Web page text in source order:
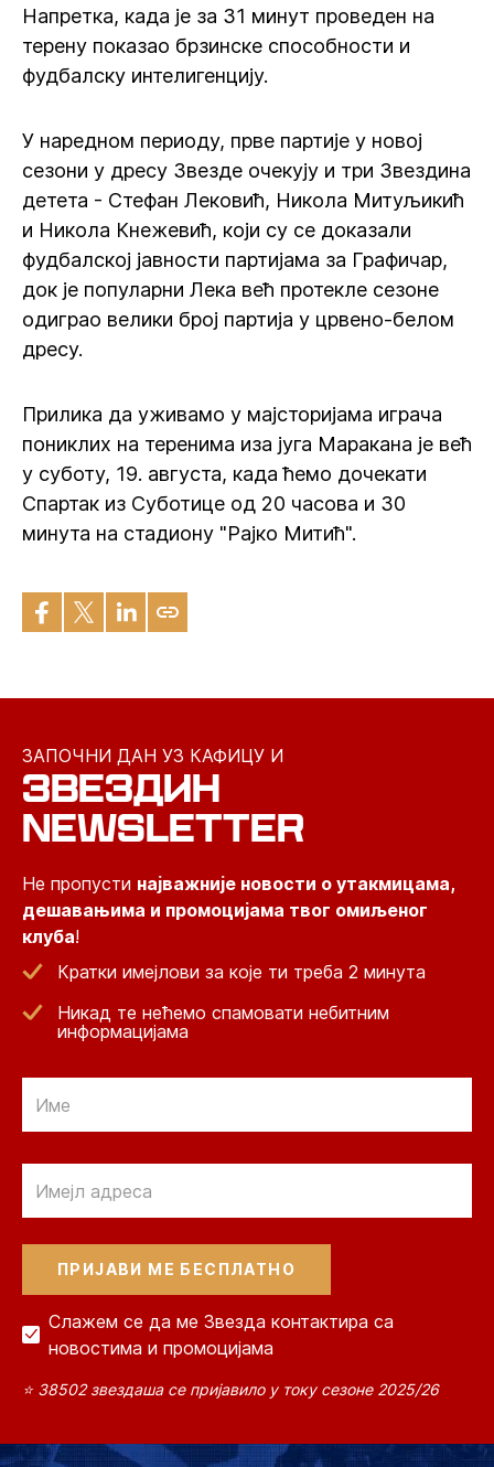
Напретка, када је за 31 минут проведен на
терену показао брзинске способности и
фудбалску интелигенцију.
У наредном периоду, прве партије у новој
сезони у дресу Звезде очекују и три Звездина
детета - Стефан Лековић, Никола Митуљикић
и Никола Кнежевић, који су се доказали
фудбалској јавности партијама за Графичар,
док је популарни Лека већ протекле сезоне
одиграо велики број партија у црвено-белом
дресу.
Прилика да уживамо у мајсторијама играча
пониклих на теренима иза југа Маракана је већ
у суботу, 19. августа, када ћемо дочекати
Спартак из Суботице од 20 часова и 30
минута на стадиону "Рајко Митић".
ЗАПОЧНИ ДАН УЗ КАФИЦУ И
ЗВЕЗДИН
NEWSLETTER
Не пропусти најважније новости о утакмицама,
дешавањима и промоцијама твог омиљеног
клуба!
Кратки имејлови за које ти треба 2 минута
Никад те нећемо спамовати небитним
информацијама
Слажем се да ме Звезда контактира са
новостима и промоцијама
⭐ 38502 звездаша се пријавило у току сезоне 2025/26